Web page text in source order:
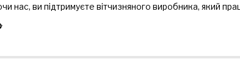
нас, ви підтримуєте вітчизняного виробника, який